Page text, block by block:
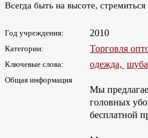
Всегда быть на высоте,
Год учреждения: 2010
Категории: Торговля
Ключевые слова: одежда,
Общая информация
Мы
головных
бесплатной